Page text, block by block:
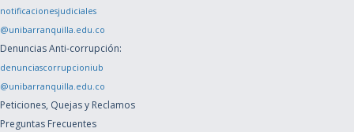
notificacionesjudiciales
@unibarranquilla.edu.co
Denuncias Anti-corrupción:
denunciascorrupcioniub
@unibarranquilla.edu.co
Peticiones, Quejas y Reclamos
Preguntas Frecuentes